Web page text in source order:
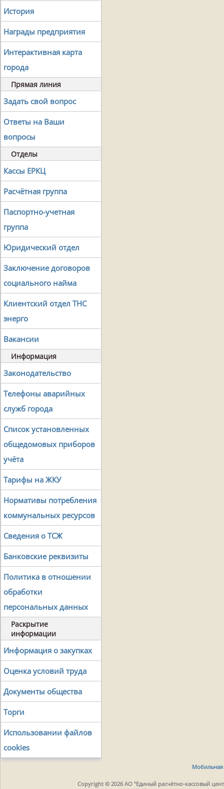
История
Награды предприятия
Интерактивная карта
города
Прямая линия
Задать свой вопрос
Ответы на Ваши
вопросы
Отделы
Кассы ЕРКЦ
Расчётная группа
Паспортно-учетная
группа
Юридический отдел
Заключение договоров
социального найма
Клиентский отдел ТНС
энерго
Вакансии
Информация
Законодательство
Телефоны аварийных
служб города
Список установленных
общедомовых приборов
учёта
Тарифы на ЖКУ
Нормативы потребления
коммунальных ресурсов
Сведения о ТСЖ
Банковские реквизиты
Политика в отношении
обработки
персональных данных
Раскрытие
информации
Информация о закупках
Оценка условий труда
Документы общества
Торги
Использовании файлов
cookies
Мобильная
Copyright © 2026 АО "Единый расчётно-кассовый